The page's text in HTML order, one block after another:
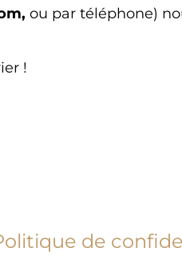
ou par téléphone)
!
de